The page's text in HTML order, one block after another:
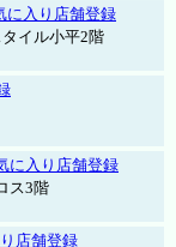
に入り店舗登録
イル小平2階
に入り店舗登録
ス3階
店舗登録